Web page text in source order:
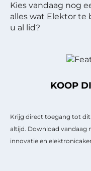
Kies vandaag nog
alles wat Elektor te
u al lid?
KOOP
Krijg direct toegang tot
altijd. Download vandaag
innovatie en